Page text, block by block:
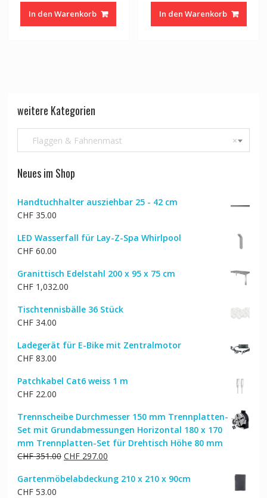
In den Warenkorb In den Warenkorb
weitere Kategorien
×
Flaggen & Fahnenmast
Neues im Shop
Handtuchhalter ausziehbar 25 - 42 cm
CHF35.00
LED Wasserfall für Lay-Z-Spa Whirlpool
CHF60.00
Granittisch Edelstahl 200 x 95 x 75 cm
CHF1,032.00
Tischtennisbälle 36 Stück
CHF34.00
Ladegerät für E-Bike mit Zentralmotor
CHF83.00
Patchkabel Cat6 weiss 1 m
CHF22.00
Trennscheibe Durchmesser 150 mm Trennplatten-
Set mit Grundabmessungen Horizontal 180 x 170
mm Trennplatten-Set für Drehtisch Höhe 80 mm
CHF351.00 Ursprünglicher
war:
CHF297.00Aktueller
ist:
Gartenmöbelabdeckung 210 x 210 x 90cm
CHF53.00